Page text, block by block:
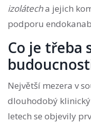
izolátecha jejich
podporu
Co je třeba
Největší mezera v
dlouhodobý
letech se objevily